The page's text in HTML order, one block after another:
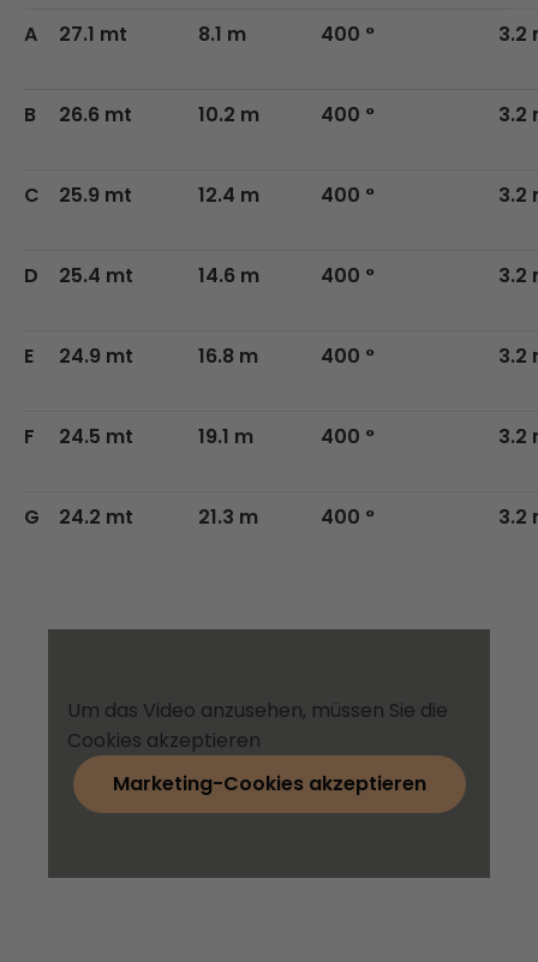
A
27.1 mt 8.1 m 400 ° 3.2
B 26.6 mt 10.2 m 400 ° 3.2
C 25.9 mt 12.4 m 400 ° 3.2
D 25.4 mt 14.6 m 400 ° 3.2
E 24.9 mt 16.8 m 400 ° 3.2
F 24.5 mt 19.1 m 400 ° 3.2
G 24.2 mt 21.3 m 400 ° 3.2
Um das Video anzusehen, müssen Sie die
Cookies akzeptieren
Marketing-Cookies akzeptieren